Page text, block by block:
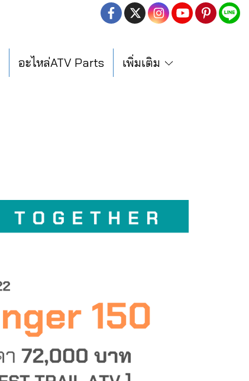
อะไหล่ATV Parts เพิ่มเติม